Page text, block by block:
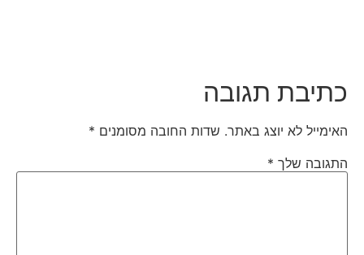
כתיבת תגובה
האימייל לא יוצג באתר. שדות החובה מסומנים*
התגובה שלך*